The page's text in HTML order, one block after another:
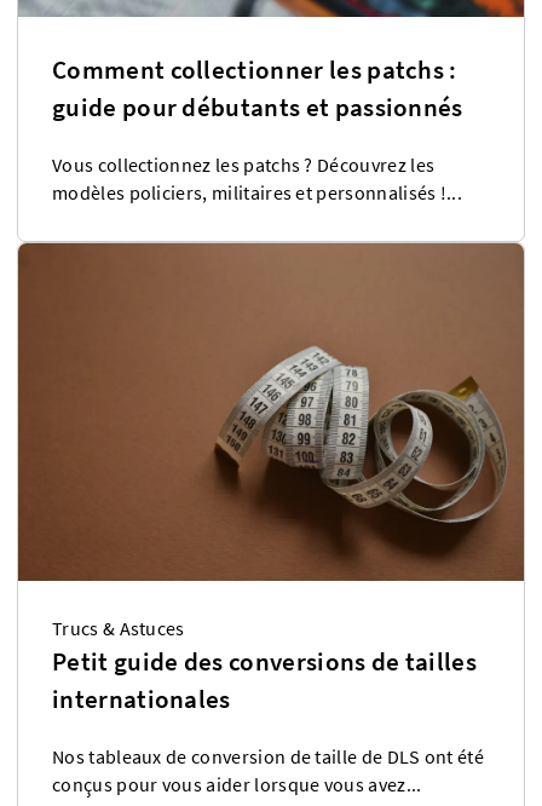
Comment collectionner les patchs :
guide pour débutants et passionnés
Vous collectionnez les patchs ? Découvrez les
modèles policiers, militaires et personnalisés !...
Trucs & Astuces
Petit guide des conversions de tailles
internationales
Nos tableaux de conversion de taille de DLS ont été
conçus pour vous aider lorsque vous avez...